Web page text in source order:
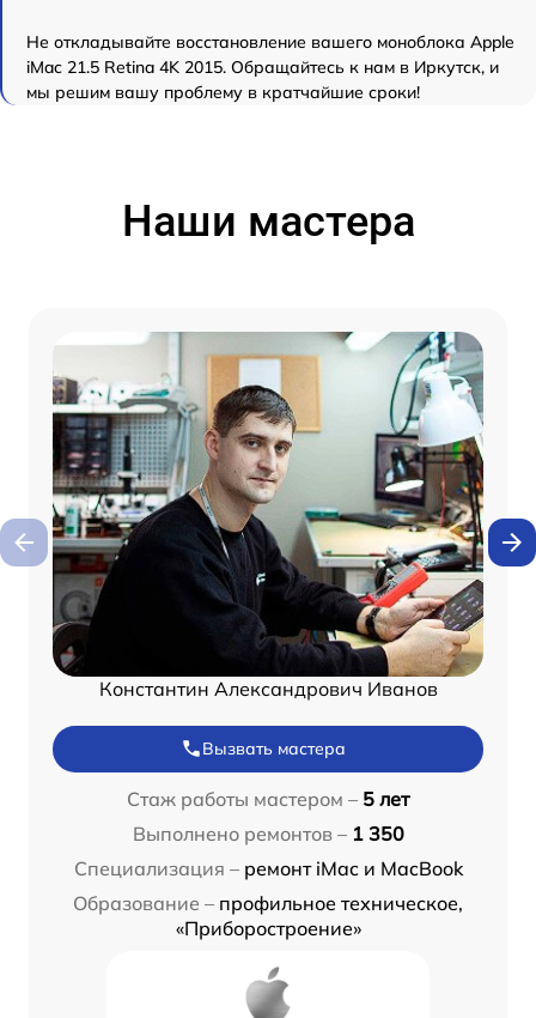
Не откладывайте восстановление вашего моноблока Apple
iMac 21.5 Retina 4K 2015. Обращайтесь к нам в Иркутск, и
мы решим вашу проблему в кратчайшие сроки!
Наши мастера
Константин Александрович Иванов
Вызвать мастера
Стаж работы мастером – 5 лет
Выполнено ремонтов – 1 350
Специализация – ремонт iMac и MacBook
Образование – профильное техническое,
«Приборостроение»